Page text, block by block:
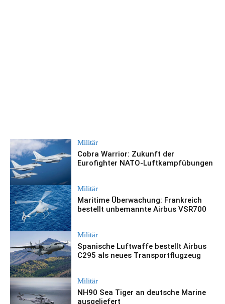
Militär
Cobra Warrior: Zukunft der
Eurofighter NATO-Luftkampfübungen
Militär
Maritime Überwachung: Frankreich
bestellt unbemannte Airbus VSR700
Militär
Spanische Luftwaffe bestellt Airbus
C295 als neues Transportflugzeug
Militär
NH90 Sea Tiger an deutsche Marine
ausgeliefert